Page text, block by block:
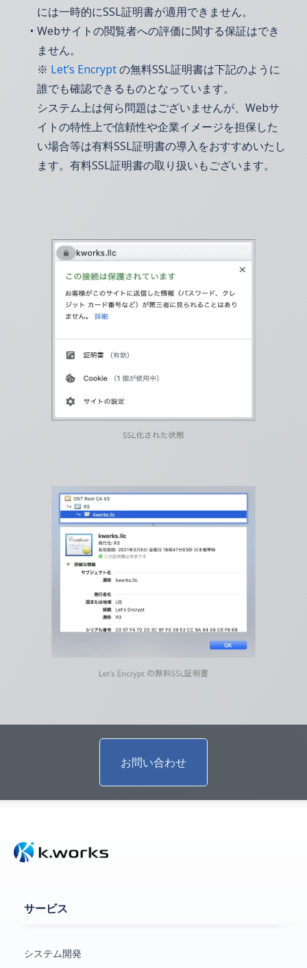
には一時的にSSL証明書が適用できません。
Webサイトの閲覧者への評価に関する保証はでき
ません。
※ Let’s Encryptの無料SSL証明書は下記のように
誰でも確認できるものとなっています。
システム上は何ら問題はございませんが、Webサ
イトの特性上で信頼性や企業イメージを担保した
い場合等は有料SSL証明書の導入をおすすめいたし
ます。有料SSL証明書の取り扱いもございます。
お問い合わせ
サービス
システム開発